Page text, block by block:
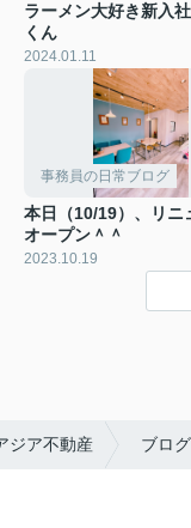
ラーメン大好き新入
くん
2024.01.11
事務員の日常ブログ
本日（10/19）、リニ
オープン＾＾
2023.10.19
ジア不動産 ブログ